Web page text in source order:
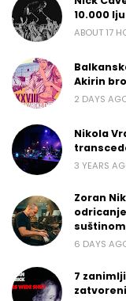
10.000
ABOUT 17
Akirin
2 DAYS
Nikola
3 YEARS
Zoran
suštinom
6 DAYS
7